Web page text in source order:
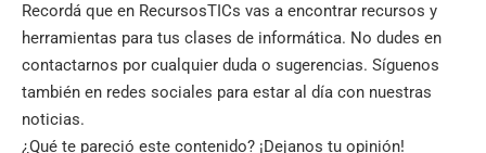
Recordá que en RecursosTICs vas a encontrar recursos y
herramientas para tus clases de informática. No dudes en
contactarnos por cualquier duda o sugerencias. Síguenos
también en redes sociales para estar al día con nuestras
noticias.
¿Qué te pareció este contenido? ¡Dejanos tu opinión!